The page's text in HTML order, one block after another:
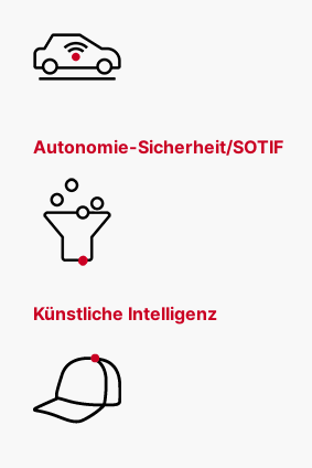
Autonomie-Sicherheit/SOTIF
Künstliche Intelligenz